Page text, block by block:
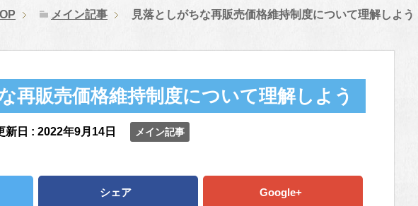
メイン記事 見落としがちな再販売価格維持制度について理解しよう
再販売価格維持制度について理解しよう
新日 : 2022年9月14日 メイン記事
シェア Google+